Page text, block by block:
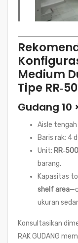
Medium
Tipe
Gudang 10
Aisle tengah
Baris rak: 4
Unit:
barang.
Kapasitas
shelf area
ukuran
Konsultasikan
RAK GUDANG